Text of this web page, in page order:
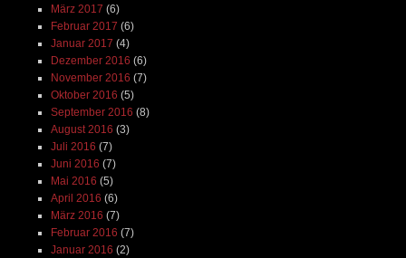
März 2017 (6)
Februar 2017 (6)
Januar 2017 (4)
Dezember 2016 (6)
November 2016 (7)
Oktober 2016 (5)
September 2016 (8)
August 2016 (3)
Juli 2016 (7)
Juni 2016 (7)
Mai 2016 (5)
April 2016 (6)
März 2016 (7)
Februar 2016 (7)
Januar 2016 (2)